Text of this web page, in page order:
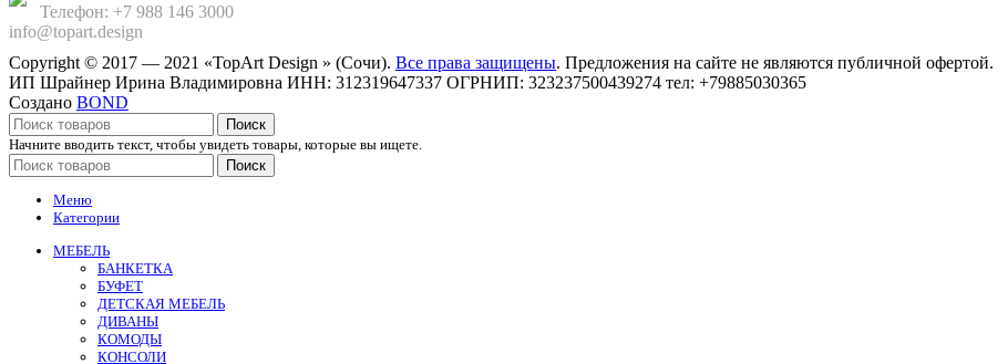
Телефон: +7 988 146 3000
info@topart.design
Copyright © 2017 — 2021 «TopArt Design » (Сочи). Все права защищены. Предложения на сайте не являются публичной офертой.
ИП Шрайнер Ирина Владимировна ИНН: 312319647337 ОГРНИП: 323237500439274 тел: +79885030365
Создано BOND
Поиск
Начните вводить текст, чтобы увидеть товары, которые вы ищете.
Поиск
Меню
Категории
МЕБЕЛЬ
БАНКЕТКА
БУФЕТ
ДЕТСКАЯ МЕБЕЛЬ
ДИВАНЫ
КОМОДЫ
КОНСОЛИ